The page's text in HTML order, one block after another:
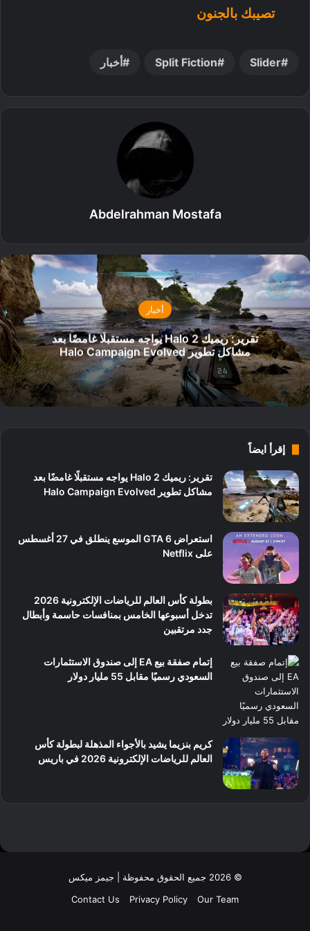
تصيبك بالجنون
Slider
Split Fiction أخبار
Abdelrahman Mostafa
أخبار
تقرير: ريميك Halo 2 يواجه مستقبلًا غامضًا بعد
مشاكل تطوير Halo Campaign Evolved
إقرأ ايضاً
تقرير: ريميك Halo 2 يواجه مستقبلًا غامضًا بعد
مشاكل تطوير Halo Campaign Evolved
استعراض GTA 6 الموسع ينطلق في 27 أغسطس
على Netflix
بطولة كأس العالم للرياضات الإلكترونية 2026
تدخل أسبوعها الخامس بمنافسات حاسمة وأبطال
جدد مرتقبين
إتمام صفقة بيع EA إلى صندوق الاستثمارات
السعودي رسميًا مقابل 55 مليار دولار
كريم بنزيما يشيد بالأجواء المذهلة لبطولة كأس
العالم للرياضات الإلكترونية 2026 في باريس
© 2026 جميع الحقوق محفوظة | جيمز ميكس
Our Team
Privacy Policy
Contact Us